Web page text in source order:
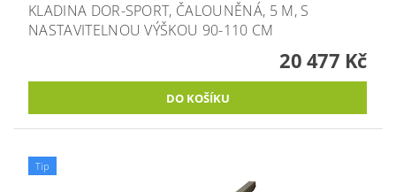
KLADINA DOR-SPORT, ČALOUNĚNÁ, 5 M, S
NASTAVITELNOU VÝŠKOU 90-110 CM
20 477 Kč
Tip